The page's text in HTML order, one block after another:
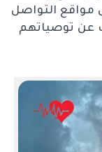
مواقع التواصل
عن توصياتهم